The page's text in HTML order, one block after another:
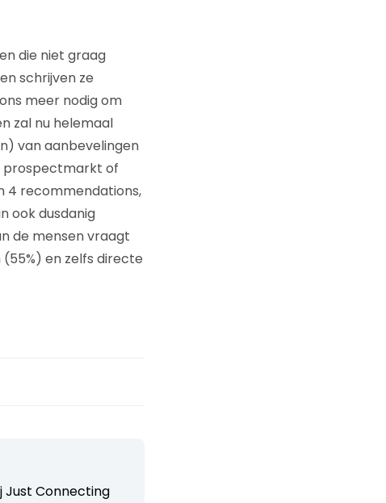
die niet graag
schrijven ze
meer nodig om
zal nu helemaal
van aanbevelingen
prospectmarkt of
4 recommendations,
ook dusdanig
de mensen vraagt
en zelfs directe
Just Connecting